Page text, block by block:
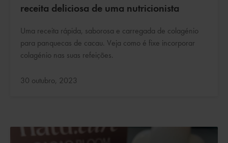
receita deliciosa de uma nutricionista
Uma receita rápida, saborosa e carregada de colagénio
para panquecas de cacau. Veja como é fixe incorporar
colagénio nas suas refeições.
Atualizado:
30 outubro, 2023